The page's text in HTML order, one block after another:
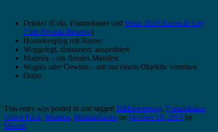
Drinks! (Cola, Franziskaner und Wein: 2010 Baron de Ley
Club Privado Reserva)
Housekeeping mit Rainer
Weggelegt, distanziert, ausprobiert
Madeira – ein florales Manifest
Wagnis oder Gewinn – mit nur einem Objektiv verreisen
Outro
This entry was posted in and tagged Bildbewertung, Franziskaner,
Gorch Fock, Madeira, Minimalismus on October 20, 2015 by
Marcel.